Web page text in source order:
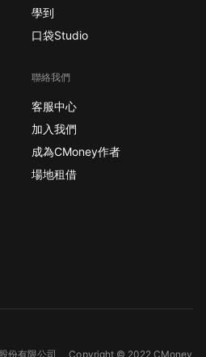
學到
口袋Studio
聯絡我們
客服中心
加入我們
成為CMoney作者
場地租借
股份有限公司Copyright © 2022 CMoney